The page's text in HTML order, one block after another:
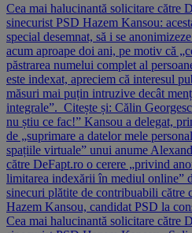
Cea mai halucinantă solicitare către
sinecurist PSD Hazem Kansou:
special desemnat, să i se
acum aproape doi ani, pe motiv că
păstrarea numelui complet al
este indexat, apreciem că interesul
măsuri mai puțin intruzive decât
integrale”. Citește și: Călin
nu știu ce fac!” Kansou a delegat,
de „suprimare a datelor mele
spațiile virtuale” unui anume
către DeFapt.ro o cerere „privind
limitarea indexării în mediul online”
sinecuri plătite de contribuabili către
Hazem Kansou, candidat PSD la
Cea mai halucinantă solicitare către